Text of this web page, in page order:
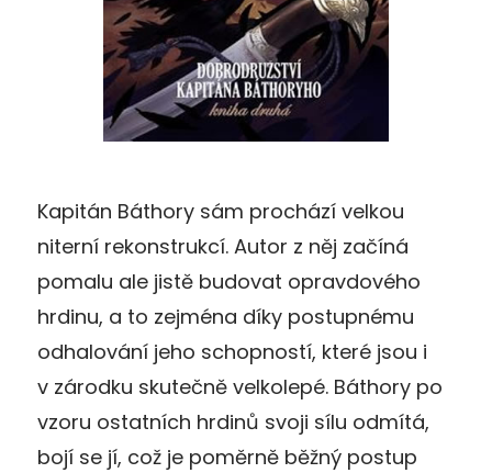
Kapitán Báthory sám prochází velkou
niterní rekonstrukcí. Autor z něj začíná
pomalu ale jistě budovat opravdového
hrdinu, a to zejména díky postupnému
odhalování jeho schopností, které jsou i
v zárodku skutečně velkolepé. Báthory po
vzoru ostatních hrdinů svoji sílu odmítá,
bojí se jí, což je poměrně běžný postup